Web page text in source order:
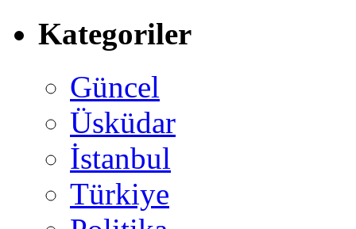
Kategoriler
Güncel
Üsküdar
İstanbul
Türkiye